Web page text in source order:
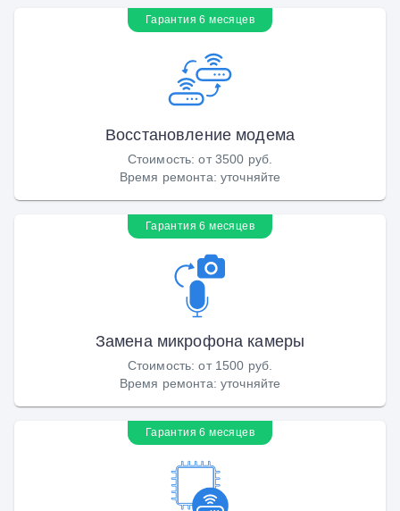
Гарантия 6 месяцев
Восстановление модема
Стоимость:от 3500 руб.
Время ремонта: уточняйте
Гарантия 6 месяцев
Замена микрофона камеры
Стоимость:от 1500 руб.
Время ремонта: уточняйте
Гарантия 6 месяцев